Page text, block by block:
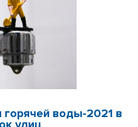
воды-2021 в